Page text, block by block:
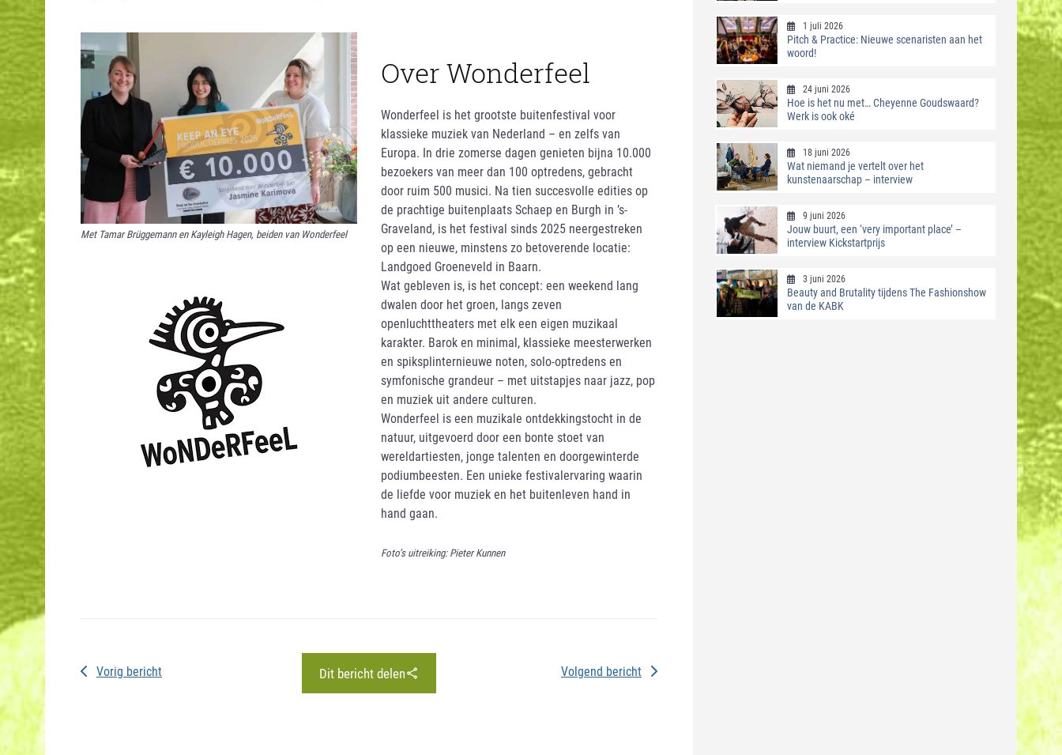
Met Tamar Brüggemann en Kayleigh Hagen, beiden van Wonderfeel
Over Wonderfeel
Wonderfeel is het grootste buitenfestival voor
klassieke muziek van Nederland – en zelfs van
Europa. In drie zomerse dagen genieten bijna 10.000
bezoekers van meer dan 100 optredens, gebracht
door ruim 500 musici. Na tien succesvolle edities op
de prachtige buitenplaats Schaep en Burgh in ’s-
Graveland, is het festival sinds 2025 neergestreken
op een nieuwe, minstens zo betoverende locatie:
Landgoed Groeneveld in Baarn.
Wat gebleven is, is het concept: een weekend lang
dwalen door het groen, langs zeven
openluchttheaters met elk een eigen muzikaal
karakter. Barok en minimal, klassieke meesterwerken
en spiksplinternieuwe noten, solo-optredens en
symfonische grandeur – met uitstapjes naar jazz, pop
en muziek uit andere culturen.
Wonderfeel is een muzikale ontdekkingstocht in de
natuur, uitgevoerd door een bonte stoet van
wereldartiesten, jonge talenten en doorgewinterde
podiumbeesten. Een unieke festivalervaring waarin
de liefde voor muziek en het buitenleven hand in
hand gaan.
Foto’s uitreiking: Pieter Kunnen
Vorig bericht Volgend bericht
Dit bericht delen
1 juli 2026
Pitch & Practice: Nieuwe scenaristen aan het
woord!
24 juni 2026
Hoe is het nu met… Cheyenne Goudswaard?
Werk is ook oké
18 juni 2026
Wat niemand je vertelt over het
kunstenaarschap – interview
9 juni 2026
Jouw buurt, een ‘very important place’ –
interview Kickstartprijs
3 juni 2026
Beauty and Brutality tijdens The Fashionshow
van de KABK